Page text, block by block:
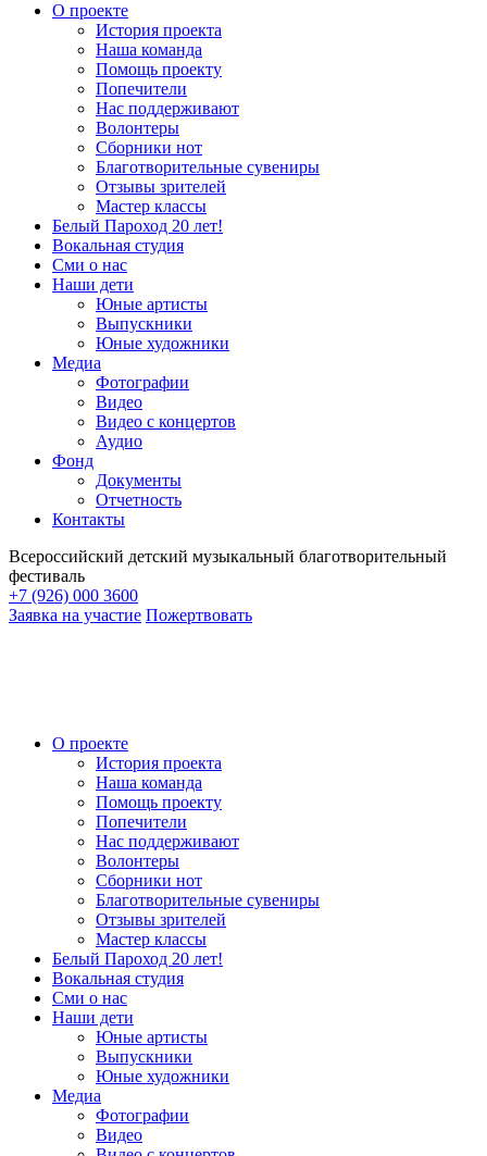
О проекте
История проекта
Наша команда
Помощь проекту
Попечители
Нас поддерживают
Волонтеры
Сборники нот
Благотворительные сувениры
Отзывы зрителей
Мастер классы
Белый Пароход 20 лет!
Вокальная студия
Сми о нас
Наши дети
Юные артисты
Выпускники
Юные художники
Медиа
Фотографии
Видео
Видео с концертов
Аудио
Фонд
Документы
Отчетность
Контакты
Всероссийский детский музыкальный благотворительный
фестиваль
+7 (926) 000 3600
Заявка на участие Пожертвовать
О проекте
История проекта
Наша команда
Помощь проекту
Попечители
Нас поддерживают
Волонтеры
Сборники нот
Благотворительные сувениры
Отзывы зрителей
Мастер классы
Белый Пароход 20 лет!
Вокальная студия
Сми о нас
Наши дети
Юные артисты
Выпускники
Юные художники
Медиа
Фотографии
Видео